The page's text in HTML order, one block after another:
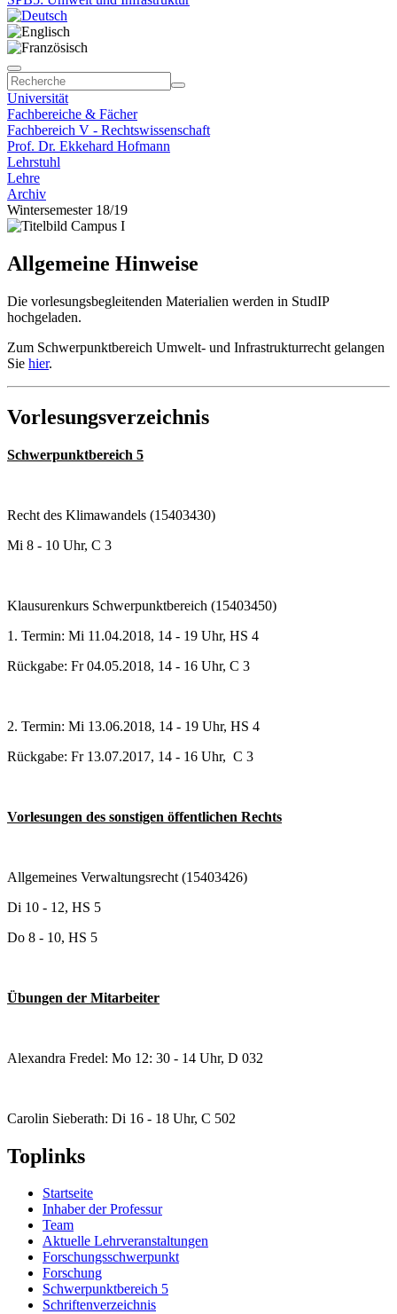
Universität
Fachbereiche & Fächer
Fachbereich V - Rechtswissenschaft
Prof. Dr. Ekkehard Hofmann
Lehrstuhl
Lehre
Archiv
Wintersemester 18/19
Allgemeine Hinweise
Die vorlesungsbegleitenden Materialien werden in StudIP
hochgeladen.
Zum Schwerpunktbereich Umwelt- und Infrastrukturrecht gelangen
Sie hier.
Vorlesungsverzeichnis
Schwerpunktbereich 5
Recht des Klimawandels (15403430)
Mi 8 - 10 Uhr, C 3
Klausurenkurs Schwerpunktbereich (15403450)
1. Termin: Mi 11.04.2018, 14 - 19 Uhr, HS 4
Rückgabe: Fr 04.05.2018, 14 - 16 Uhr, C 3
2. Termin: Mi 13.06.2018, 14 - 19 Uhr, HS 4
Rückgabe: Fr 13.07.2017, 14 - 16 Uhr, C 3
Vorlesungen des sonstigen öffentlichen Rechts
Allgemeines Verwaltungsrecht (15403426)
Di 10 - 12, HS 5
Do 8 - 10, HS 5
Übungen der Mitarbeiter
Alexandra Fredel: Mo 12: 30 - 14 Uhr, D 032
Carolin Sieberath: Di 16 - 18 Uhr, C 502
Toplinks
Startseite
Inhaber der Professur
Team
Aktuelle Lehrveranstaltungen
Forschungsschwerpunkt
Forschung
Schwerpunktbereich 5
Schriftenverzeichnis